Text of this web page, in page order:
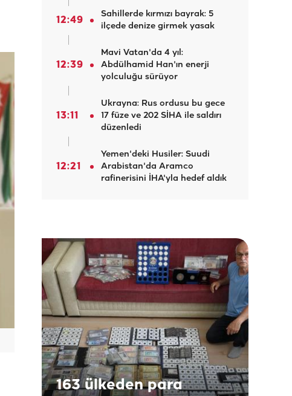
12:49
Sahillerde kırmızı bayrak: 5
ilçede denize girmek yasak
12:39
Mavi Vatan'da 4 yıl:
Abdülhamid Han'ın enerji
yolculuğu sürüyor
13:11
Ukrayna: Rus ordusu bu gece
17 füze ve 202 SİHA ile saldırı
düzenledi
12:21
Yemen'deki Husiler: Suudi
Arabistan'da Aramco
rafinerisini İHA'yla hedef aldık
163 ülkeden para